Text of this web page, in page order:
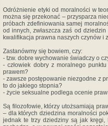
Odróżnienie etyki od moralności w
można się przekonać – przysparza
próbach zdefiniowania samej
od innych, zwłaszcza zaś od
kwalifikacja prawna naszych czynów
Zastanówmy się bowiem, czy:
- tzw. dobre wychowanie świadczy o
- człowiek dobry z moralnego
prawem?
- zawsze postępowanie niezgodne z
to do jakiego stopnia?
- życie seksualne podlega ocenie
Są filozofowie, którzy utożsamiają
– dla których dziedzina moralności
jednak te trzy dziedziny są jak